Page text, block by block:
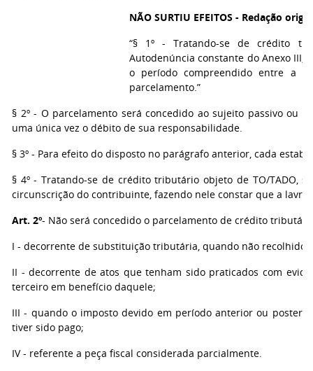
NÃO SURTIU EFEITOS - Redação
“§ 1º - Tratando-se de crédito
Autodenúncia constante do Anexo III,
o período compreendido entre a
parcelamento.”
§ 2º - O parcelamento será concedido ao sujeito passivo ou
uma única vez o débito de sua responsabilidade.
§ 3º - Para efeito do disposto no parágrafo anterior, cada
§ 4º - Tratando-se de crédito tributário objeto de TO/TADO,
circunscrição do contribuinte, fazendo nele constar que a
Art. 2º- Não será concedido o parcelamento de crédito
I - decorrente de substituição tributária, quando não
II - decorrente de atos que tenham sido praticados com
terceiro em benefício daquele;
III - quando o imposto devido em período anterior ou
tiver sido pago;
IV - referente a peça fiscal considerada parcialmente.